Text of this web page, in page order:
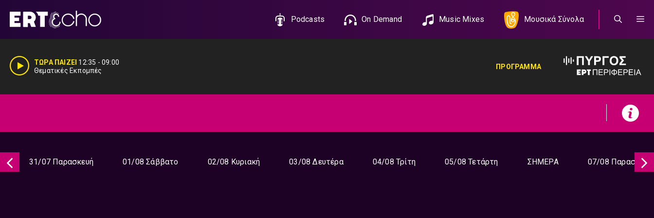
περιεχόμενο
Podcasts On Demand Music Mixes Μουσικά Σύνολα
ΤΩΡΑ ΠΑΙΖΕΙ 12:35 -09:00
Θεματικές Εκπομπές
ΠΡΟΓΡΑΜΜΑ
31/07 Παρασκευή 01/08 Σάββατο 02/08 Κυριακή 03/08 Δευτέρα 04/08 Τρίτη 05/08 Τετάρτη ΣΗΜΕΡΑ 07/08 Παρασκευή